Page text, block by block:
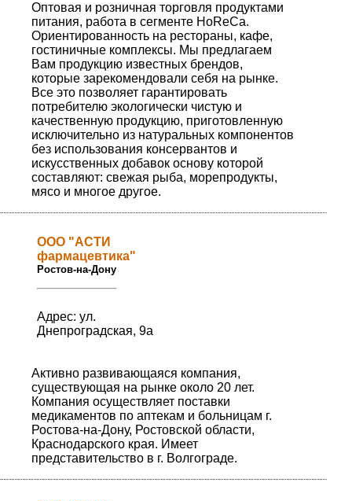
Оптовая и розничная торговля продуктами
питания, работа в сегменте HoReCa.
Ориентированность на рестораны, кафе,
гостиничные комплексы. Мы предлагаем
Вам продукцию известных брендов,
которые зарекомендовали себя на рынке.
Все это позволяет гарантировать
потребителю экологически чистую и
качественную продукцию, приготовленную
исключительно из натуральных компонентов
без использования консервантов и
искусственных добавок основу которой
составляют: свежая рыба, морепродукты,
мясо и многое другое.
ООО "АСТИ
фармацевтика"
Ростов-на-Дону
Адрес: ул.
Днепроградская, 9а
Активно развивающаяся компания,
существующая на рынке около 20 лет.
Компания осуществляет поставки
медикаментов по аптекам и больницам г.
Ростова-на-Дону, Ростовской области,
Краснодарского края. Имеет
представительство в г. Волгограде.